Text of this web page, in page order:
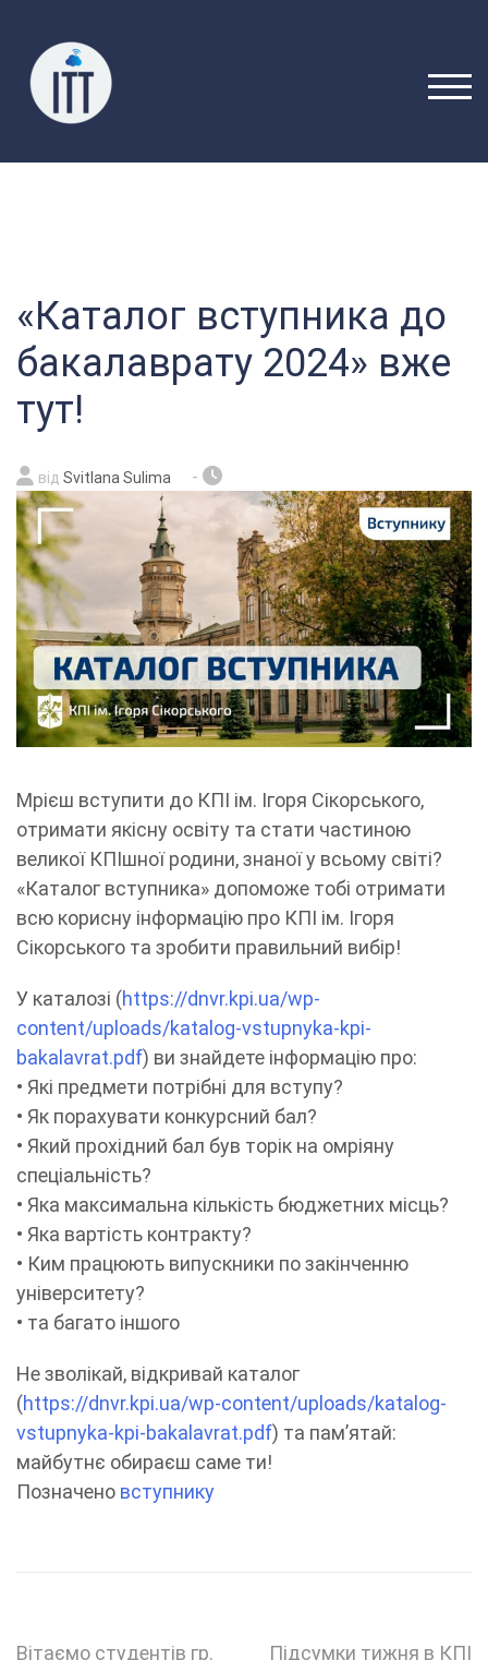
вмісту
«Каталог вступника до
бакалаврату 2024» вже
тут!
від Svitlana Sulima -
Мрієш вступити до КПІ ім. Ігоря Сікорського,
отримати якісну освіту та стати частиною
великої КПІшної родини, знаної у всьому світі?
«Каталог вступника» допоможе тобі отримати
всю корисну інформацію про КПІ ім. Ігоря
Сікорського та зробити правильний вибір!
У каталозі (https://dnvr.kpi.ua/wp-
content/uploads/katalog-vstupnyka-kpi-
bakalavrat.pdf) ви знайдете інформацію про:
• Які предмети потрібні для вступу?
• Як порахувати конкурсний бал?
• Який прохідний бал був торік на омріяну
спеціальність?
• Яка максимальна кількість бюджетних місць?
• Яка вартість контракту?
• Ким працюють випускники по закінченню
університету?
• та багато іншого
Не зволікай, відкривай каталог
(https://dnvr.kpi.ua/wp-content/uploads/katalog-
vstupnyka-kpi-bakalavrat.pdf) та пам’ятай:
майбутнє обираєш саме ти!
Позначено вступнику
Вітаємо студентів гр.
Підсумки тижня в КПІ